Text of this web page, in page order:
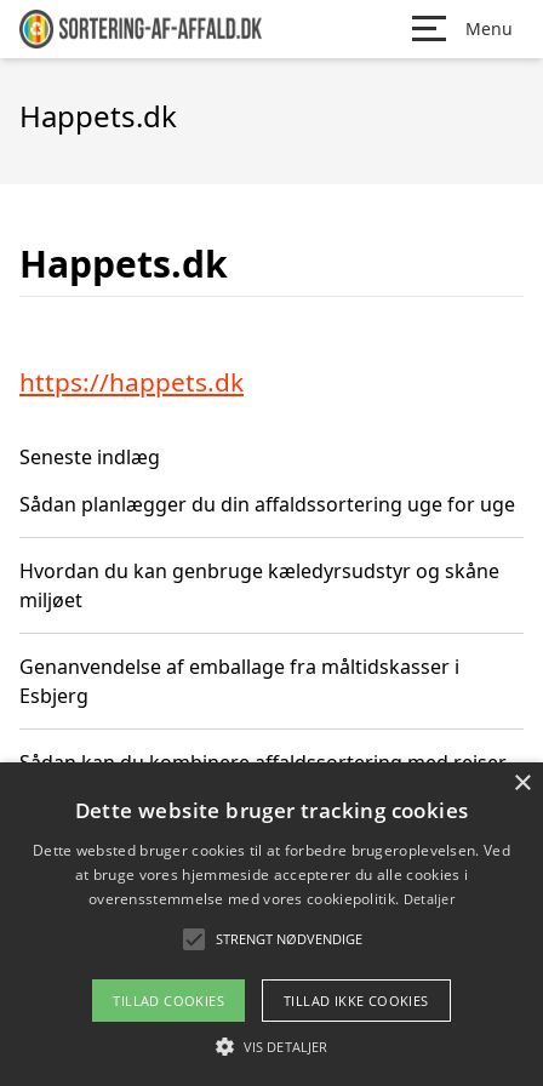
Menu
Happets.dk
Happets.dk
https://happets.dk
Seneste indlæg
Sådan planlægger du din affaldssortering uge for uge
Hvordan du kan genbruge kæledyrsudstyr og skåne
miljøet
Genanvendelse af emballage fra måltidskasser i
Esbjerg
Sådan kan du kombinere affaldssortering med rejser
Hvordan affaldssortering kan bidrage til co2 reduktion
Om / kontakt
Blog Betingelser
×
Dette website bruger tracking cookies
Dette websted bruger cookies til at forbedre brugeroplevelsen. Ved
at bruge vores hjemmeside accepterer du alle cookies i
overensstemmelse med vores cookiepolitik. Detaljer
STRENGT NØDVENDIGE
TILLAD COOKIES TILLAD IKKE COOKIES
VIS DETALJER